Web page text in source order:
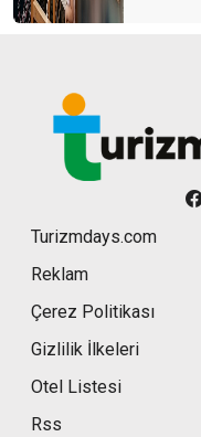
Turizmdays.com
Reklam
Çerez Politikası
Gizlilik İlkeleri
Otel Listesi
Rss